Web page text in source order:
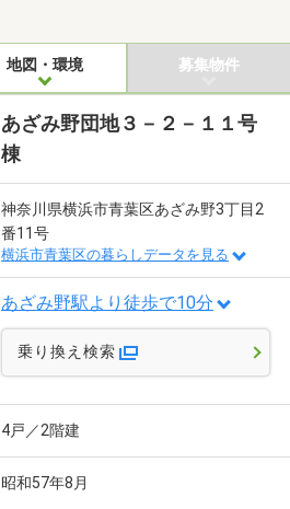
地図・環境 募集物件
あざみ野団地３－２－１１号
棟
神奈川県横浜市青葉区あざみ野3丁目2
番11号
横浜市青葉区の暮らしデータを見る
あざみ野駅より徒歩で10分
乗り換え検索
4戸／2階建
昭和57年8月